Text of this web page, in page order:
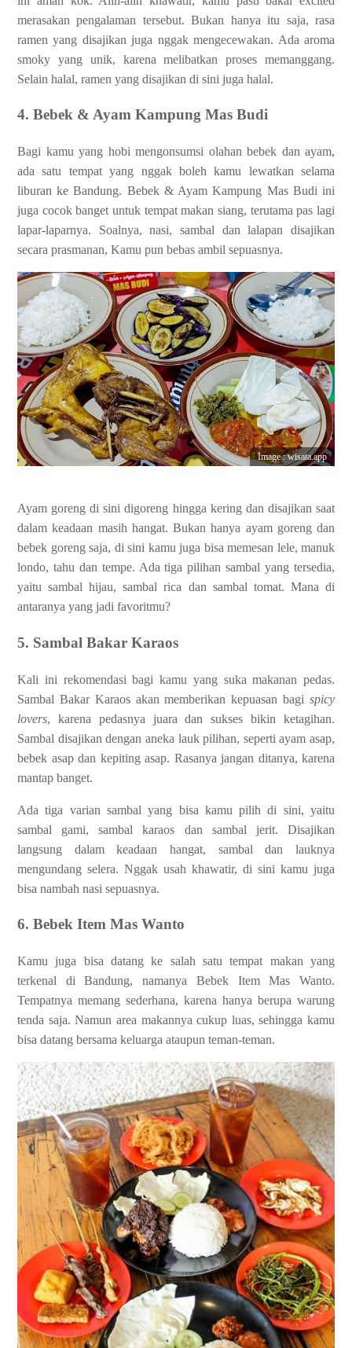
merasakan pengalaman tersebut. Bukan hanya itu saja, rasa
ramen yang disajikan juga nggak mengecewakan. Ada aroma
smoky yang unik, karena melibatkan proses memanggang.
Selain halal, ramen yang disajikan di sini juga halal.
4. Bebek & Ayam Kampung Mas Budi
Bagi kamu yang hobi mengonsumsi olahan bebek dan ayam,
ada satu tempat yang nggak boleh kamu lewatkan selama
liburan ke Bandung. Bebek & Ayam Kampung Mas Budi ini
juga cocok banget untuk tempat makan siang, terutama pas lagi
lapar-laparnya. Soalnya, nasi, sambal dan lalapan disajikan
secara prasmanan, Kamu pun bebas ambil sepuasnya.
Image : wisata.app
Ayam goreng di sini digoreng hingga kering dan disajikan saat
dalam keadaan masih hangat. Bukan hanya ayam goreng dan
bebek goreng saja, di sini kamu juga bisa memesan lele, manuk
londo, tahu dan tempe. Ada tiga pilihan sambal yang tersedia,
yaitu sambal hijau, sambal rica dan sambal tomat. Mana di
antaranya yang jadi favoritmu?
5. Sambal Bakar Karaos
Kali ini rekomendasi bagi kamu yang suka makanan pedas.
Sambal Bakar Karaos akan memberikan kepuasan bagi spicy
lovers, karena pedasnya juara dan sukses bikin ketagihan.
Sambal disajikan dengan aneka lauk pilihan, seperti ayam asap,
bebek asap dan kepiting asap. Rasanya jangan ditanya, karena
mantap banget.
Ada tiga varian sambal yang bisa kamu pilih di sini, yaitu
sambal gami, sambal karaos dan sambal jerit. Disajikan
langsung dalam keadaan hangat, sambal dan lauknya
mengundang selera. Nggak usah khawatir, di sini kamu juga
bisa nambah nasi sepuasnya.
6. Bebek Item Mas Wanto
Kamu juga bisa datang ke salah satu tempat makan yang
terkenal di Bandung, namanya Bebek Item Mas Wanto.
Tempatnya memang sederhana, karena hanya berupa warung
tenda saja. Namun area makannya cukup luas, sehingga kamu
bisa datang bersama keluarga ataupun teman-teman.